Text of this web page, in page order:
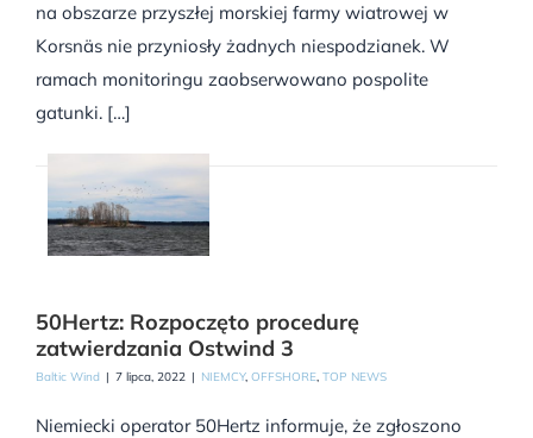
na obszarze przyszłej morskiej farmy wiatrowej w
Korsnäs nie przyniosły żadnych niespodzianek. W
ramach monitoringu zaobserwowano pospolite
gatunki. […]
50Hertz: Rozpoczęto procedurę
zatwierdzania Ostwind 3
Baltic Wind | 7 lipca, 2022 | NIEMCY, OFFSHORE, TOP NEWS
Niemiecki operator 50Hertz informuje, że zgłoszono